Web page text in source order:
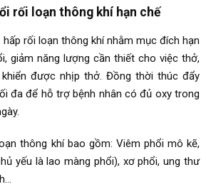
rối loạn thông khí hạn chế
rối loạn thông khí nhằm mục đích hạn
giảm năng lượng cần thiết cho việc thở,
được nhịp thở. Đồng thời thúc đẩy
đa để hỗ trợ bệnh nhân có đủ oxy trong
thông khí bao gồm: Viêm phổi mô kẽ,
yếu là lao màng phổi), xơ phổi, ung thư